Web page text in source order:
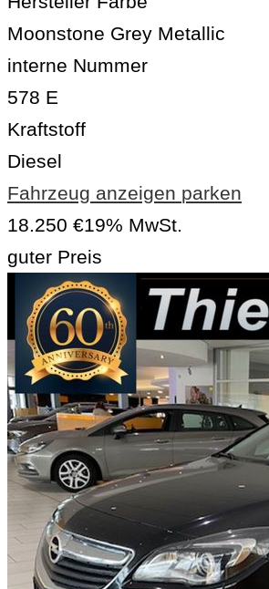
Moonstone Grey Metallic
interne Nummer
578 E
Kraftstoff
Diesel
Fahrzeug anzeigen parken
18.250 €19% MwSt.
guter Preis